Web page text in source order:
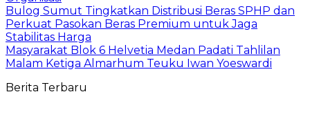
Bulog Sumut Tingkatkan Distribusi Beras SPHP dan
Perkuat Pasokan Beras Premium untuk Jaga
Stabilitas Harga
Masyarakat Blok 6 Helvetia Medan Padati Tahlilan
Malam Ketiga Almarhum Teuku Iwan Yoeswardi
Berita Terbaru